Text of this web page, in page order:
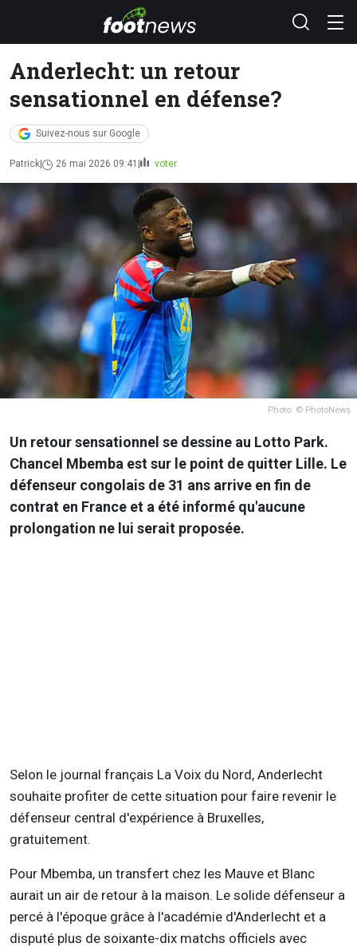
Anderlecht: un retour
sensationnel en défense?
Suivez-nous sur Google
Patrick 26 mai 2026 09:41 voter
Photo: © PhotoNews
Un retour sensationnel se dessine au Lotto Park.
Chancel Mbemba est sur le point de quitter Lille. Le
défenseur congolais de 31 ans arrive en fin de
contrat en France et a été informé qu'aucune
prolongation ne lui serait proposée.
Selon le journal français La Voix du Nord, Anderlecht
souhaite profiter de cette situation pour faire revenir le
défenseur central d'expérience à Bruxelles,
gratuitement.
Pour Mbemba, un transfert chez les Mauve et Blanc
aurait un air de retour à la maison. Le solide défenseur a
percé à l'époque grâce à l'académie d'Anderlecht et a
disputé plus de soixante-dix matchs officiels avec